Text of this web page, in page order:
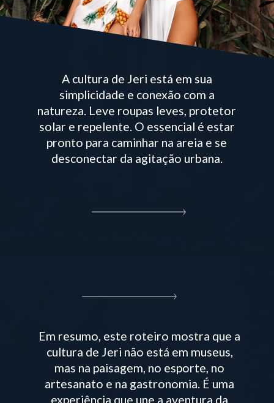
A cultura de Jeri está em sua
simplicidade e conexão com a
natureza. Leve roupas leves, protetor
solar e repelente. O essencial é estar
pronto para caminhar na areia e se
desconectar da agitação urbana.
Em resumo, este roteiro mostra que a
cultura de Jeri não está em museus,
mas na paisagem, no esporte, no
artesanato e na gastronomia. É uma
experiência que une a aventura da